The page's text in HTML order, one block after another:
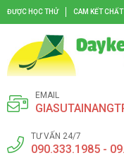
ĐƯỢC HỌC THỬ CAM KẾT CHẤT
EMAIL
TƯ VẤN 24/7
090.333.1985 -